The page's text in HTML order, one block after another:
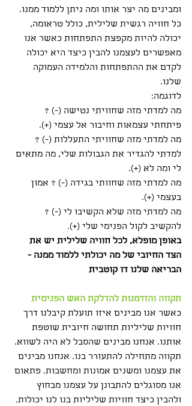
ומבינים מה יצר אותו ומה ניתן ללמוד ממנו.
כל חוויה רגשית שלילית, כולל טראומה,
יכולה להיות מקפצת התפתחות כאשר אנו
מאפשרים לעצמנו להבין כיצד היא יכולה
לקדם את ההתפתחות והלמידה העמוקה
שלנו.
לדוגמה:
מה למדתי מזה שחוויתי נטישה (-) ?
פיתחתי עצמאות וחיבור אל עצמי (+).
מה למדתי מזה שחוויתי התעללות (-) ?
למדתי להגדיר את הגבולות שלי, מה מתאים
לי ומה לא (+).
מה למדתי מזה שחוותי בגידה (-) ? אמון
בעצמי (+).
מה למדתי מזה שלא הקשיבו לי (-) ?
להקשיב לקול הפנימי שלי (+).
באופן מופלא, לכל חוויה שלילית יש את
הצד החיובי של מה יכולתי ללמוד ממנה -
הבריאה שלנו דו קוטבית
תקווה והזדמנות להדלקת האש הפנימית
כאשר אנו מבינים איזו תועלת קיבלנו דרך
חוויות שליליות תחושה חיובית שוטפת
אותנו. אנחנו מבינים שהסבל לא היה לשווא.
תקווה מתחילה להתעורר בנו. אנחנו מבינים
את עצמנו ומשנים אמונות ומחשבות. פתאום
אנו מסוגלים להתבונן על עצמנו מבחוץ
ולהבין כיצד חוויות שליליות בנו לנו יכולות.